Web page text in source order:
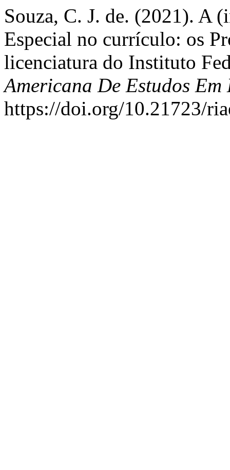
Souza, C. J. de. (2021). A
Especial no currículo: os
licenciatura do Instituto
Americana De Estudos Em
https://doi.org/10.21723/